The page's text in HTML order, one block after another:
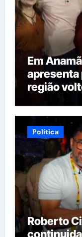
Em
apresenta
região
estado
Política
Roberto